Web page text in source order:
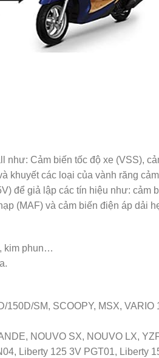
Cảm biến tốc độ xe (VSS),
khuyết các loại của vành răng
để giả lập các tín hiệu như: cảm
(MAF) và cảm biến điện áp dải
kim phun…
SM, SCOOPY, MSX, VARIO
NOUVO SX, NOUVO LX,
Liberty 125 3V PGT01, Liberty